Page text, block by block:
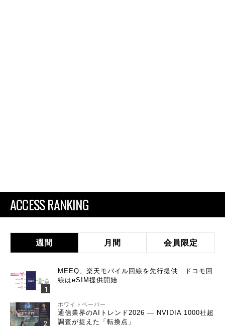
ACCESS RANKING
週間 月間 会員限定
MEEQ、楽天モバイル回線を先行提供 ドコモ回
線はeSIM提供開始
ホワイトペーパー
通信業界のAIトレンド2026 ― NVIDIA 1000社超
調査が捉えた「転換点」